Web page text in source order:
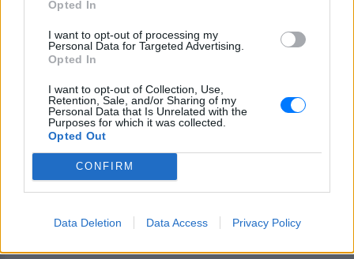
Opted In
I want to opt-out of processing my
Personal Data for Targeted Advertising.
Opted In
I want to opt-out of Collection, Use,
Retention, Sale, and/or Sharing of my
Personal Data that Is Unrelated with the
Purposes for which it was collected.
Opted Out
CONFIRM
Data Deletion Data Access Privacy Policy
Πού εξαφανίστηκε η Dido; Η τραγουδίστρια
που πούλησε 40 εκ. δίσκους άφησε τη δόξα
και άλλαξε ζωή
ΠΡΙΝ 9 ΏΡΕΣ